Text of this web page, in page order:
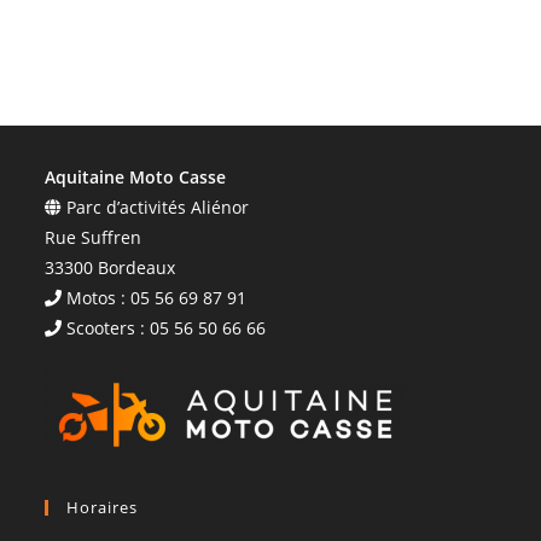
Aquitaine Moto Casse
Parc d’activités Aliénor
Rue Suffren
33300 Bordeaux
Motos : 05 56 69 87 91
Scooters : 05 56 50 66 66
Horaires